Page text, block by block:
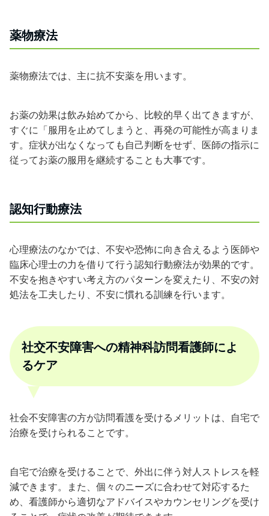
薬物療法
薬物療法では、主に抗不安薬を用います。
お薬の効果は飲み始めてから、比較的早く出てきますが、
すぐに「服用を止めてしまうと、再発の可能性が高まりま
す。症状が出なくなっても自己判断をせず、医師の指示に
従ってお薬の服用を継続することも大事です。
認知行動療法
心理療法のなかでは、不安や恐怖に向き合えるよう医師や
臨床心理士の力を借りて行う認知行動療法が効果的です。
不安を抱きやすい考え方のパターンを変えたり、不安の対
処法を工夫したり、不安に慣れる訓練を行います。
社交不安障害への精神科訪問看護師によ
るケア
社会不安障害の方が訪問看護を受けるメリットは、自宅で
治療を受けられることです。
自宅で治療を受けることで、外出に伴う対人ストレスを軽
減できます。また、個々のニーズに合わせて対応するた
め、看護師から適切なアドバイスやカウンセリングを受け